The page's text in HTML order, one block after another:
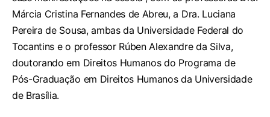
Márcia Cristina Fernandes de Abreu, a Dra. Luciana
Pereira de Sousa, ambas da Universidade Federal do
Tocantins e o professor Rúben Alexandre da Silva,
doutorando em Direitos Humanos do Programa de
Pós-Graduação em Direitos Humanos da Universidade
de Brasília.